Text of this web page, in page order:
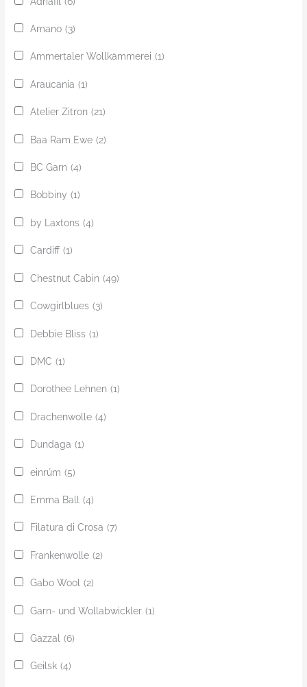
Amano (3)
Ammertaler Wollkämmerei (1)
Araucania (1)
Atelier Zitron (21)
Baa Ram Ewe (2)
BC Garn (4)
Bobbiny (1)
by Laxtons (4)
Cardiff (1)
Chestnut Cabin (49)
Cowgirlblues (3)
Debbie Bliss (1)
DMC (1)
Dorothee Lehnen (1)
Drachenwolle (4)
Dundaga (1)
einrúm (5)
Emma Ball (4)
Filatura di Crosa (7)
Frankenwolle (2)
Gabo Wool (2)
Garn- und Wollabwickler (1)
Gazzal (6)
Geilsk (4)